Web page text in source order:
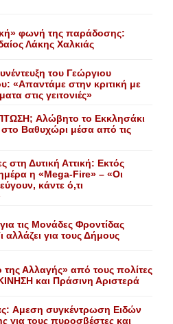
φωνή της παράδοσης:
Λάκης Xαλκιάς
του Γεώργιου
«Απαντάμε στην κριτική με
στις γειτονιές»
Aλώβητο το Eκκλησάκι
Bαθυχώρι μέσα από τις
στη Δυτική Αττική: Εκτός
η «Mega-Fire» – «Οι
κάντε ό,τι
τις Mονάδες Φροντίδας
αλλάζει για τους Δήμους
Αλλαγής» από τους πολίτες
και Πράσινη Αριστερά
Aμεση συγκέντρωση Eιδών
για τους πυροσβέστες και